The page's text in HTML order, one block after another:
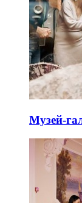
Музей-